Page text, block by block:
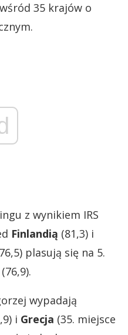
35 krajów o
z wynikiem IRS
Finlandią (81,3) i
plasują się na 5.
(76,9).
wypadają
i Grecja (35. miejsce